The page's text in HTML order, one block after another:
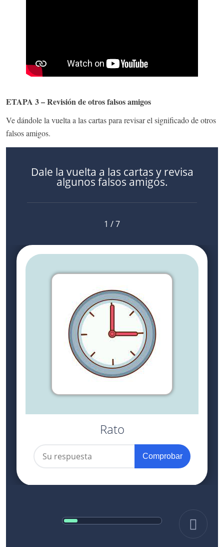
ETAPA 3 – Revisión de otros falsos amigos
Ve dándole la vuelta a las cartas para revisar el significado de otros
falsos amigos.